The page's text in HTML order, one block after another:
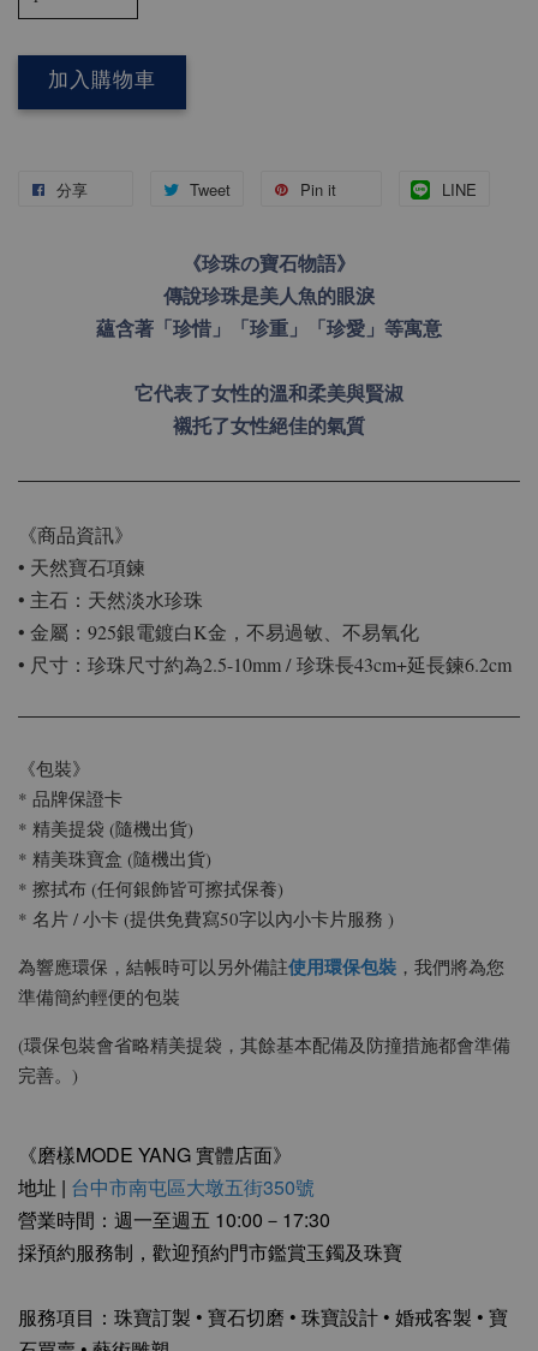
加入購物車
分享 Tweet Pin it LINE
《珍珠の寶石物語》
傳說珍珠是美人魚的眼淚
蘊含著「珍惜」「珍重」「珍愛」等寓意
它代表了女性的溫和柔美與賢淑
襯托了女性絕佳的氣質
《商品資訊》
• 天然寶石項鍊
• 主石：天然淡水珍珠
• 金屬：925銀電鍍白K金，不易過敏、不易氧化
• 尺寸：珍珠尺寸約為2.5-10mm / 珍珠長43cm+延長鍊6.2cm
《包裝》
* 品牌保證卡
* 精美提袋 (隨機出貨)
* 精美珠寶盒 (隨機出貨)
* 擦拭布 (任何銀飾皆可擦拭保養)
* 名片 / 小卡 (提供免費寫50字以內小卡片服務 )
為響應環保，結帳時可以另外備註使用環保包裝 ，我們將為您
準備簡約輕便的包裝
(環保包裝會省略精美提袋，其餘基本配備及防撞措施都會準備
完善。)
《磨樣MODE YANG 實體店面》
地址 | 台中市南屯區大墩五街350號
營業時間：週一至週五 10:00－17:30
採預約服務制，歡迎預約門市鑑賞玉鐲及珠寶
服務項目：珠寶訂製 • 寶石切磨 • 珠寶設計 • 婚戒客製 • 寶